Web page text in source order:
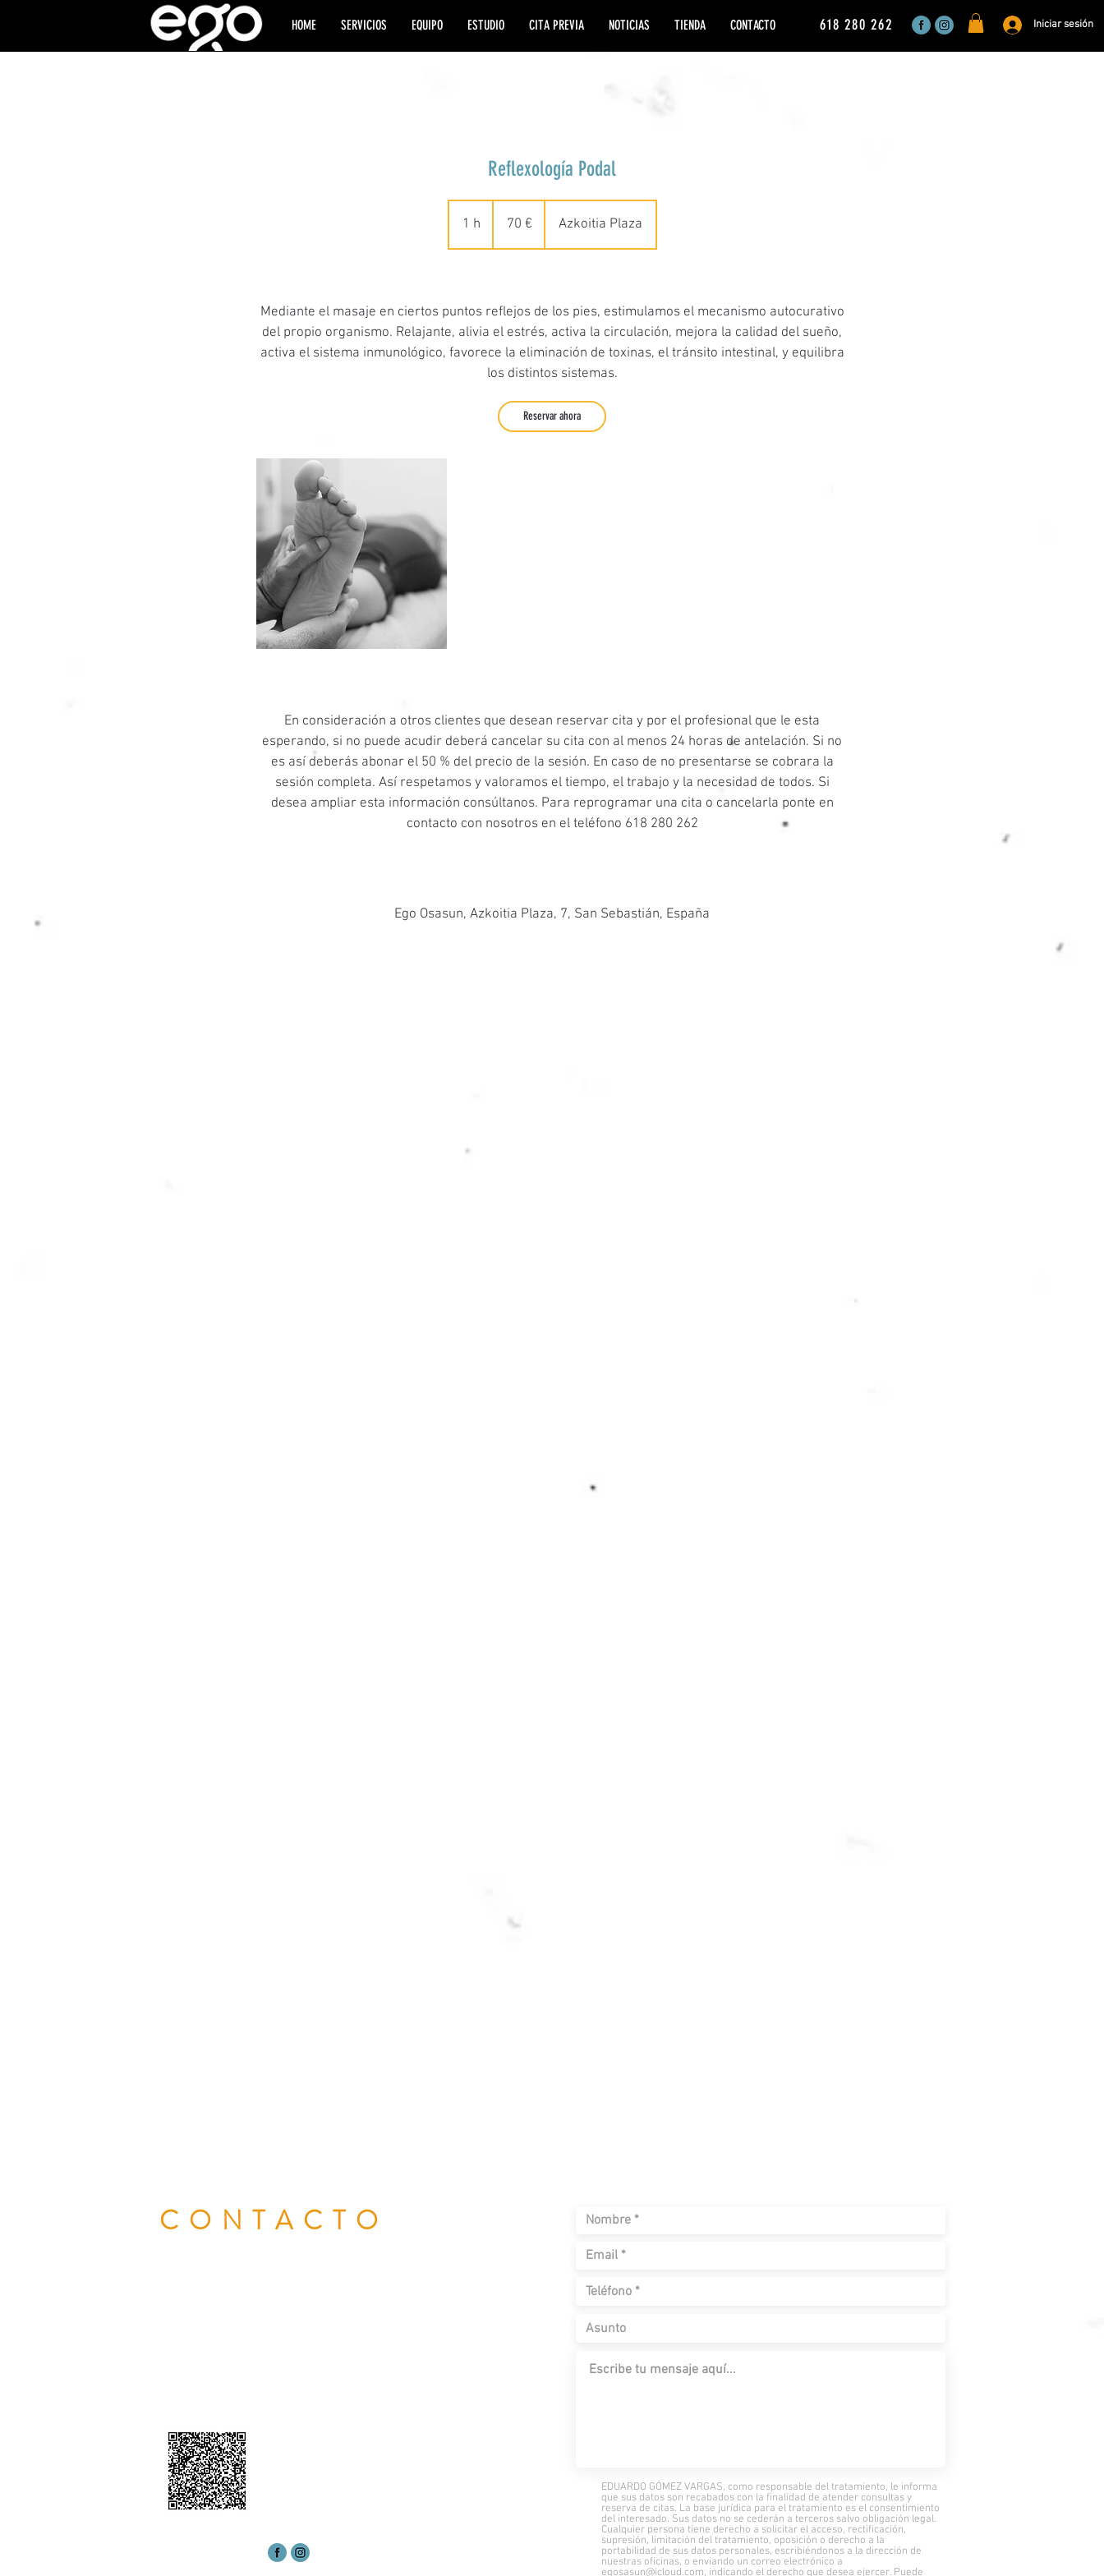
Iniciar sesión
HOME SERVICIOS EQUIPO ESTUDIO CITA PREVIA NOTICIAS TIENDA CONTACTO 618 280 262
Reflexología Podal
1 h 70 € Azkoitia Plaza
Mediante el masaje en ciertos puntos reflejos de los pies, estimulamos el mecanismo autocurativo
del propio organismo. Relajante, alivia el estrés, activa la circulación, mejora la calidad del sueño,
activa el sistema inmunológico, favorece la eliminación de toxinas, el tránsito intestinal, y equilibra
los distintos sistemas.
Reservar ahora
En consideración a otros clientes que desean reservar cita y por el profesional que le esta
esperando, si no puede acudir deberá cancelar su cita con al menos 24 horas de antelación. Si no
es así deberás abonar el 50 % del precio de la sesión. En caso de no presentarse se cobrara la
sesión completa. Así respetamos y valoramos el tiempo, el trabajo y la necesidad de todos. Si
desea ampliar esta información consúltanos. Para reprogramar una cita o cancelarla ponte en
contacto con nosotros en el teléfono 618 280 262
Ego Osasun, Azkoitia Plaza, 7, San Sebastián, España
CONTACTO
EDUARDO GÓMEZ VARGAS, como responsable del tratamiento, le informa
que sus datos son recabados con la finalidad de atender consultas y
reserva de citas. La base jurídica para el tratamiento es el consentimiento
del interesado. Sus datos no se cederán a terceros salvo obligación legal.
Cualquier persona tiene derecho a solicitar el acceso, rectificación,
supresión, limitación del tratamiento, oposición o derecho a la
portabilidad de sus datos personales, escribiéndonos a la dirección de
nuestras oficinas, o enviando un correo electrónico a
egosasun@icloud.com, indicando el derecho que desea ejercer. Puede